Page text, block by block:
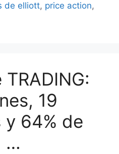
de elliott, price action,
19
64% de
…